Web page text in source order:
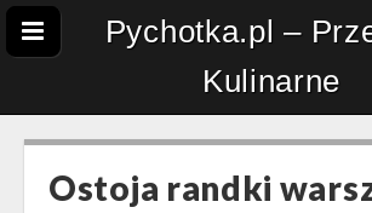
Pychotka.pl –
Kulinarne
Ostoja randki